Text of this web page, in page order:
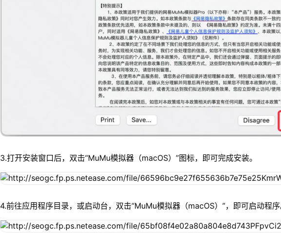
3.打开安装窗口后，双击“MuMu模拟器（macOS）”图标，即可完成安装。
4.前往应用程序目录，或启动台，双击“MuMu模拟器（macOS）”，即可启动程